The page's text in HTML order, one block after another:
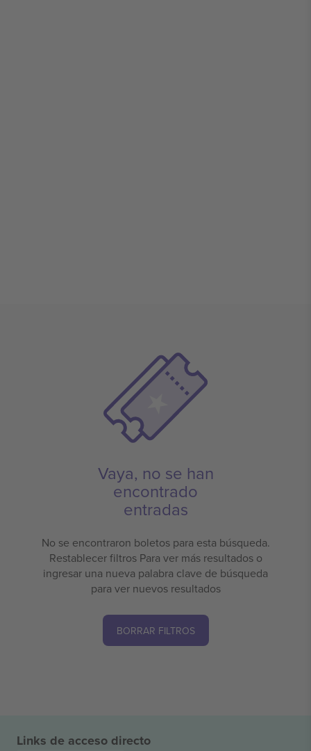
Vaya, no se han
encontrado
entradas
No se encontraron boletos para esta búsqueda.
Restablecer filtros Para ver más resultados o
ingresar una nueva palabra clave de búsqueda
para ver nuevos resultados
BORRAR FILTROS
Links de acceso directo